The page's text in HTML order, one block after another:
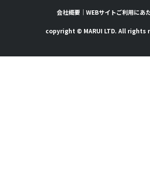
会社概要｜ WEBサイトご利用にあ
copyright © MARUI LTD. All rights